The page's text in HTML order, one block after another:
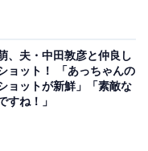
、夫・中田敦彦と仲良し
ョット！ 「あっちゃんの
ョットが新鮮」「素敵な
すね！」